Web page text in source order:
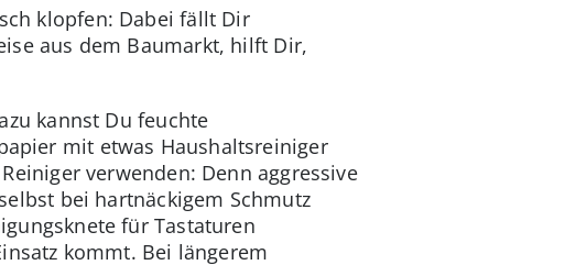
klopfen: Dabei fällt Dir
aus dem Baumarkt, hilft Dir,
kannst Du feuchte
mit etwas Haushaltsreiniger
verwenden: Denn aggressive
bei hartnäckigem Schmutz
für Tastaturen
kommt. Bei längerem